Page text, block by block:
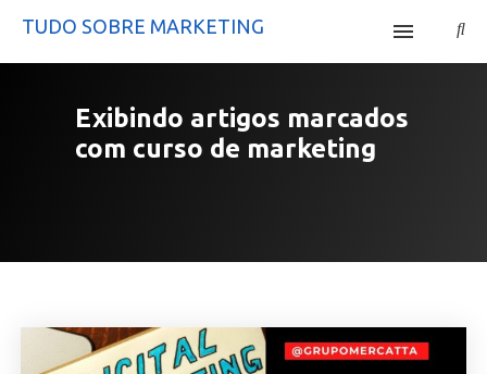
TUDO SOBRE MARKETING
Site Mercatta
Exibindo artigos marcados
com curso de marketing